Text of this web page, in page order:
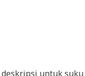
deskripsi untuk suku